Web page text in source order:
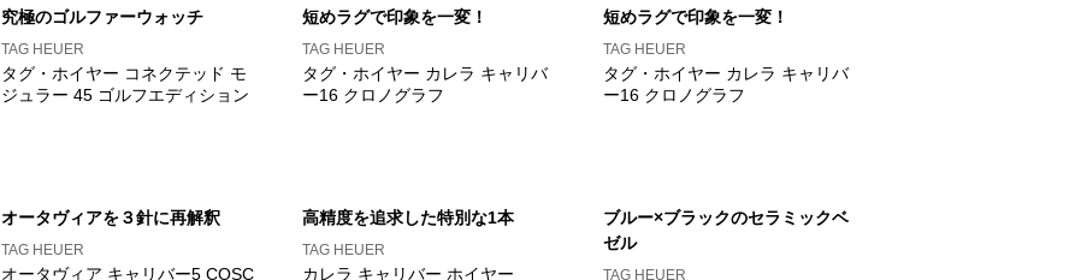
究極のゴルファーウォッチ
TAG HEUER
タグ・ホイヤー コネクテッド モ
ジュラー 45 ゴルフエディション
短めラグで印象を一変！
TAG HEUER
タグ・ホイヤー カレラ キャリバ
ー16 クロノグラフ
短めラグで印象を一変！
TAG HEUER
タグ・ホイヤー カレラ キャリバ
ー16 クロノグラフ
オータヴィアを３針に再解釈
TAG HEUER
オータヴィア キャリバー5 COSC
高精度を追求した特別な1本
TAG HEUER
カレラ キャリバー ホイヤー
ブルー×ブラックのセラミックベ
ゼル
TAG HEUER